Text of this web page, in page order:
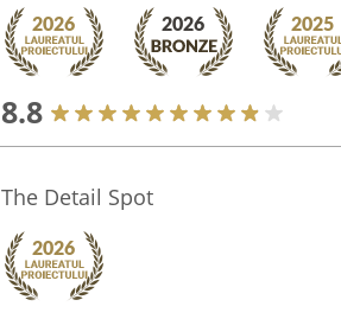
8.8
The Detail Spot